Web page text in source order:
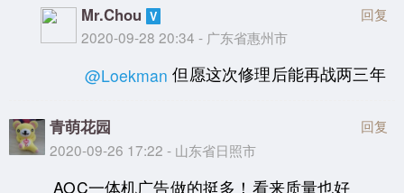
Mr.Chou
2020-09-28 20:34 - 广东省惠州市
回复
@Loekman 但愿这次修理后能再战两三年
青萌花园
2020-09-26 17:22 - 山东省日照市
回复
AOC一体机广告做的挺多！看来质量也好